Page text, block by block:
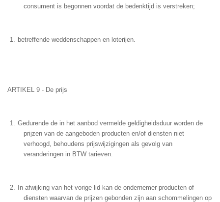
consument is begonnen voordat de bedenktijd is verstreken;
betreffende weddenschappen en loterijen.
ARTIKEL 9 - De prijs
Gedurende de in het aanbod vermelde geldigheidsduur worden de
prijzen van de aangeboden producten en/of diensten niet
verhoogd, behoudens prijswijzigingen als gevolg van
veranderingen in BTW tarieven.
In afwijking van het vorige lid kan de ondernemer producten of
diensten waarvan de prijzen gebonden zijn aan schommelingen op